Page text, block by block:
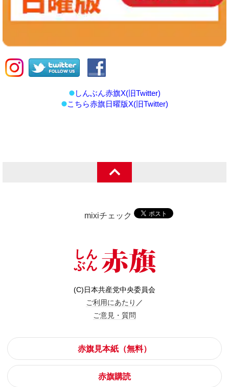
しんぶん赤旗X(旧Twitter)
こちら赤旗日曜版X(旧Twitter)
mixiチェック
(C)日本共産党中央委員会
ご利用にあたり ／
ご意見・質問
赤旗見本紙（無料）
赤旗購読